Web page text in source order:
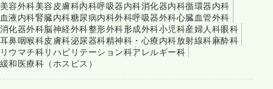
美容外科美容皮膚科内科呼吸器内科消化器内科循環器内科
血液内科腎臓内科糖尿病内科外科呼吸器外科心臓血管外科
消化器外科脳神経外科整形外科形成外科小児科産婦人科眼科
耳鼻咽喉科皮膚科泌尿器科精神科・心療内科放射線科麻酔科
リウマチ科リハビリテーション科アレルギー科
緩和医療科（ホスピス）